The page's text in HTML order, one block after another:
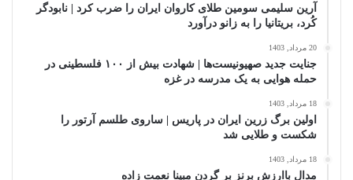
آرین سلیمی سومین طلای کاروان ایران را ضرب کرد | نابودگر
کُرد، بریتانیا را به زانو درآورد
20 مرداد, 1403
جنایت جدید صهیونیست‌ها | شهادت بیش از ۱۰۰ فلسطینی در
حمله هوایی به یک مدرسه در غزه
18 مرداد, 1403
اولین برگ زرین ایران در پاریس | ساروی طلسم آرتور را
شکست و طلایی شد
18 مرداد, 1403
مدال باارزش برنز بر گردن مبینا نعمت‌ زاده